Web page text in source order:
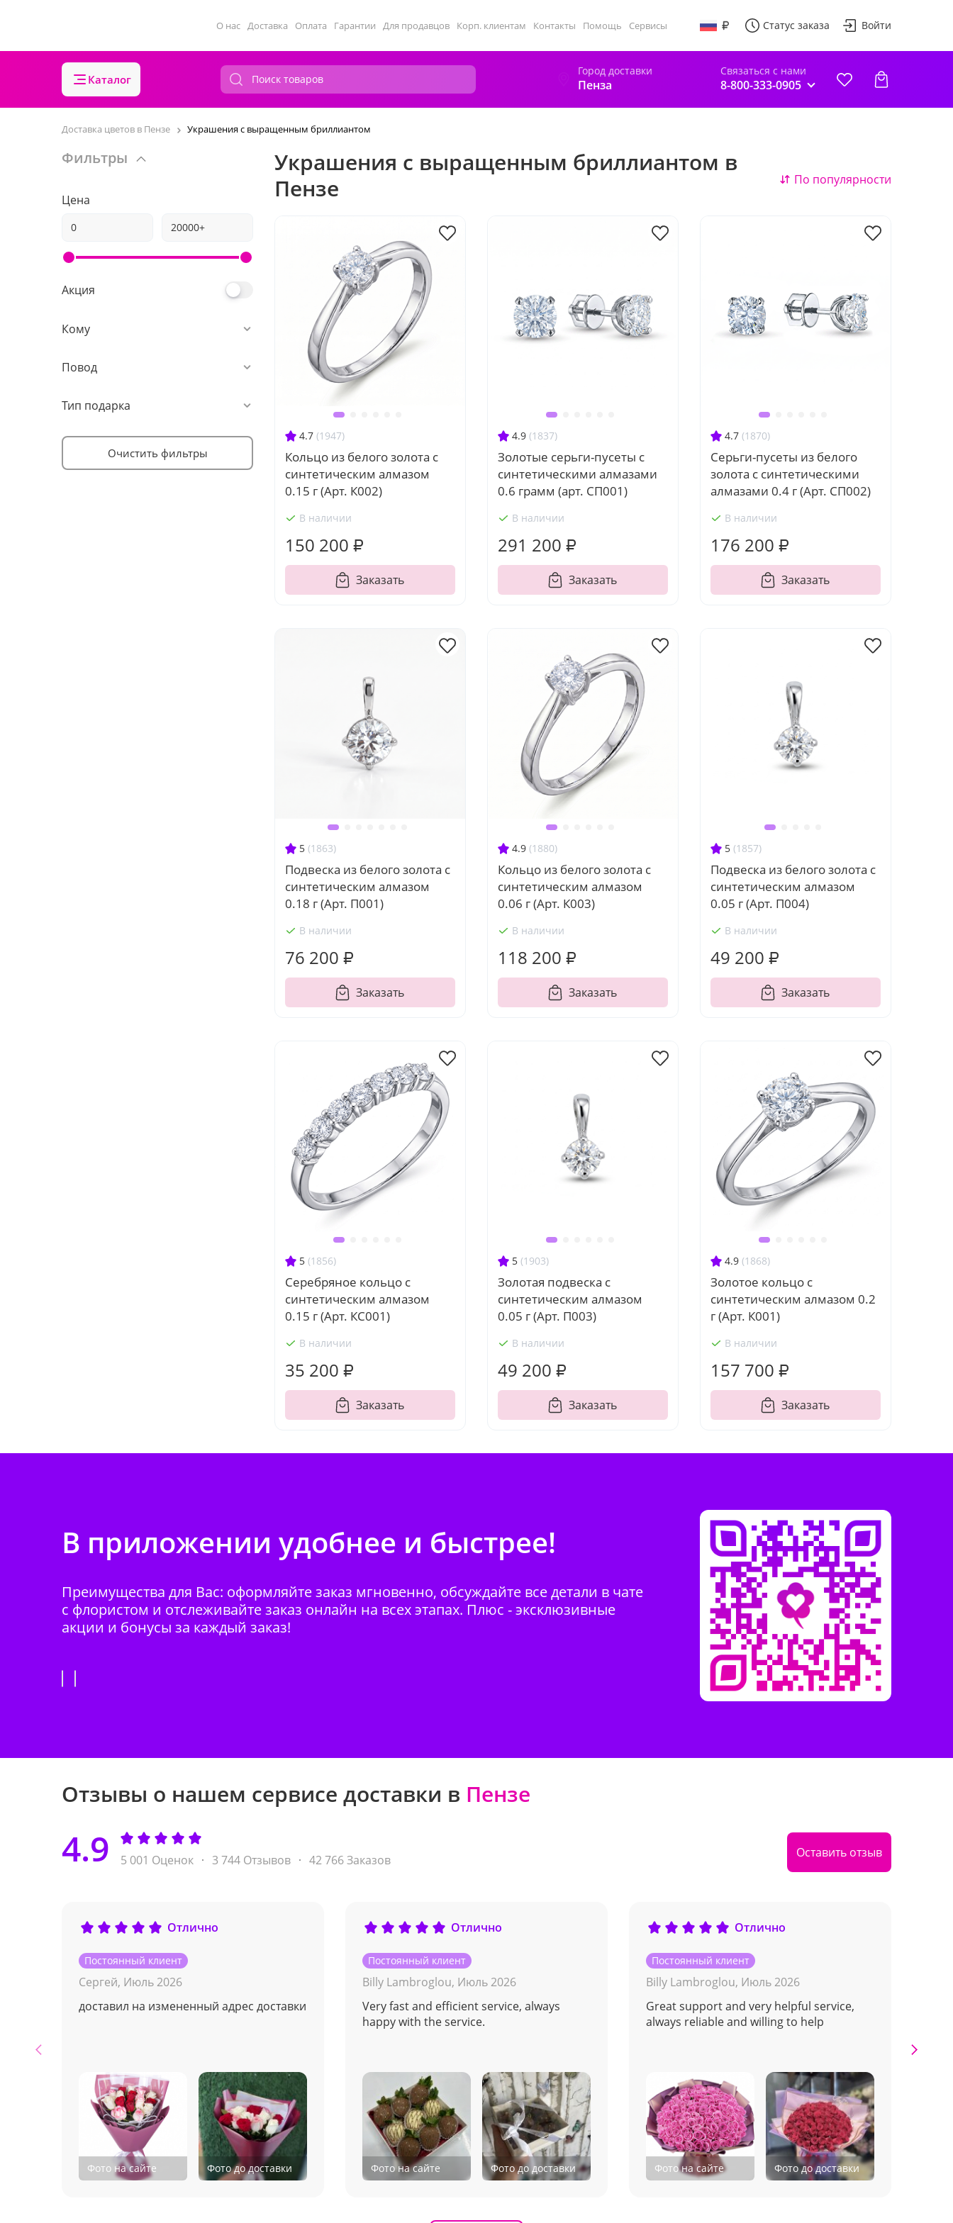
О нас Доставка Оплата Гарантии Для продавцов Корп. клиентам Контакты Помощь Сервисы Статус заказа Войти
Каталог
Город доставки
Пенза
Связаться с нами
8-800-333-0905
Доставка цветов в Пензе Украшения с выращенным бриллиантом
Фильтры
Цена
Акция
Кому
Повод
Тип подарка
Очистить фильтры
Украшения с выращенным бриллиантом в
Пензе
По популярности
4.7 (1947)
Кольцо из белого золота с
синтетическим алмазом
0.15 г (Арт. К002)
В наличии
150 200 ₽
Заказать
4.9 (1837)
Золотые серьги-пусеты с
синтетическими алмазами
0.6 грамм (арт. СП001)
В наличии
291 200 ₽
Заказать
4.7 (1870)
Серьги-пусеты из белого
золота с синтетическими
алмазами 0.4 г (Арт. СП002)
В наличии
176 200 ₽
Заказать
5 (1863)
Подвеска из белого золота с
синтетическим алмазом
0.18 г (Арт. П001)
В наличии
76 200 ₽
Заказать
4.9 (1880)
Кольцо из белого золота с
синтетическим алмазом
0.06 г (Арт. К003)
В наличии
118 200 ₽
Заказать
5 (1857)
Подвеска из белого золота с
синтетическим алмазом
0.05 г (Арт. П004)
В наличии
49 200 ₽
Заказать
5 (1856)
Серебряное кольцо с
синтетическим алмазом
0.15 г (Арт. КС001)
В наличии
35 200 ₽
Заказать
5 (1903)
Золотая подвеска с
синтетическим алмазом
0.05 г (Арт. П003)
В наличии
49 200 ₽
Заказать
4.9 (1868)
Золотое кольцо с
синтетическим алмазом 0.2
г (Арт. К001)
В наличии
157 700 ₽
Заказать
В приложении удобнее и быстрее!
Преимущества для Вас: оформляйте заказ мгновенно, обсуждайте все детали в чате
с флористом и отслеживайте заказ онлайн на всех этапах. Плюс - эксклюзивные
акции и бонусы за каждый заказ!
Отзывы о нашем сервисе доставки в Пензе
4.9 5 001 Оценок 3 744 Отзывов 42 766 Заказов
Оставить отзыв
Отлично
Постоянный клиент
Сергей, Июль 2026
доставил на измененный адрес доставки
Фото на сайте Фото до доставки
Отлично
Постоянный клиент
Billy Lambroglou, Июль 2026
Very fast and efficient service, always
happy with the service.
Фото на сайте Фото до доставки
Отлично
Постоянный клиент
Billy Lambroglou, Июль 2026
Great support and very helpful service,
always reliable and willing to help
Фото на сайте Фото до доставки